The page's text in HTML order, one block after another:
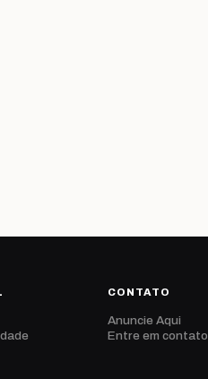
CONTATO
Anuncie Aqui
Entre em contato